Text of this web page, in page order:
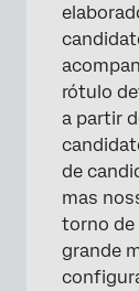
rótulo
a partir
de
mas
torno de
grande